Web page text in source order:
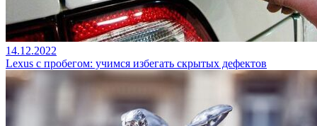
14.12.2022
Lexus с пробегом: учимся избегать скрытых дефектов